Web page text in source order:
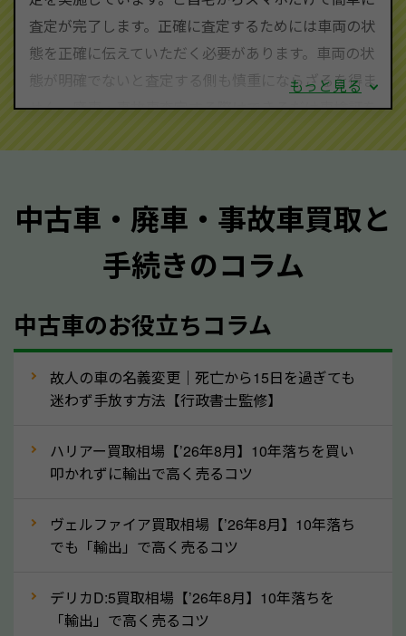
査定・ご相談・見積もりはすべて無料で行います。安
心してお問い合わせください。
査定が完了します。正確に査定するためには車両の状
態を正確に伝えていただく必要があります。車両の状
態が明確でないと査定する側も慎重にならざるを得ま
せん。廃車・事故車査定する際はできるだけ車検証を
質問させていただく内容は以下の通りとなります。
メーカー／車種
型式／グレード
走行距離（例：約〇万キロ）
車検の満了日
内装や外装の状態
定を行い高価買取価格をつけやすくなります。
ってきます！
月割りで返還されるものです。ですから、自動車税の
還付金は早めに売却するほど多く還付されます。不要
もっと見る
中古車・廃車・事故車買取と
手続きのコラム
中古車のお役立ちコラム
故人の車の名義変更｜死亡から15日を過ぎても
迷わず手放す方法【行政書士監修】
ハリアー買取相場【’26年8月】10年落ちを買い
叩かれずに輸出で高く売るコツ
ヴェルファイア買取相場【’26年8月】10年落ち
でも「輸出」で高く売るコツ
デリカD:5買取相場【’26年8月】10年落ちを
「輸出」で高く売るコツ